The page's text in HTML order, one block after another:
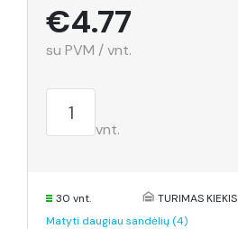
€4.77
su PVM / vnt.
vnt.
30 vnt.
TURIMAS KIEKIS
Matyti daugiau sandėlių (4)